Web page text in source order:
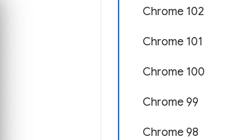
Chrome 102
Chrome 101
Chrome 100
Chrome 99
Chrome 98